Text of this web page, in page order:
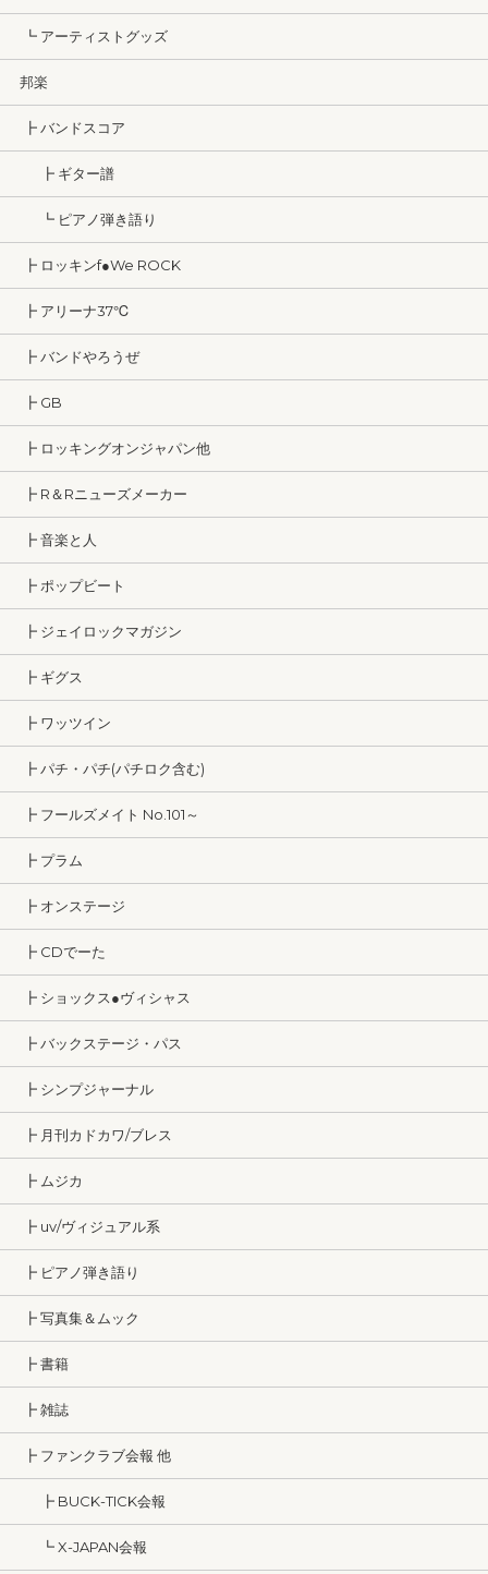
┗ アーティストグッズ
邦楽
┣ バンドスコア
┣ ギター譜
┗ ピアノ弾き語り
┣ ロッキンf●We ROCK
┣ アリーナ37℃
┣ バンドやろうぜ
┣ GB
┣ ロッキングオンジャパン他
┣ R＆Rニューズメーカー
┣ 音楽と人
┣ ポップビート
┣ ジェイロックマガジン
┣ ギグス
┣ ワッツイン
┣ パチ・パチ(パチロク含む)
┣ フールズメイト No.101～
┣ プラム
┣ オンステージ
┣ CDでーた
┣ ショックス●ヴィシャス
┣ バックステージ・パス
┣ シンプジャーナル
┣ 月刊カドカワ/ブレス
┣ ムジカ
┣ uv/ヴィジュアル系
┣ ピアノ弾き語り
┣ 写真集＆ムック
┣ 書籍
┣ 雑誌
┣ ファンクラブ会報 他
┣ BUCK-TICK会報
┗ X-JAPAN会報